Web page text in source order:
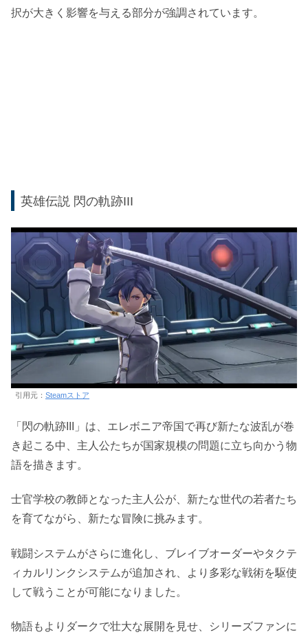
択が大きく影響を与える部分が強調されています。
英雄伝説 閃の軌跡III
引用元： Steamストア
「閃の軌跡III」は、エレボニア帝国で再び新たな波乱が巻
き起こる中、主人公たちが国家規模の問題に立ち向かう物
語を描きます。
士官学校の教師となった主人公が、新たな世代の若者たち
を育てながら、新たな冒険に挑みます。
戦闘システムがさらに進化し、ブレイブオーダーやタクテ
ィカルリンクシステムが追加され、より多彩な戦術を駆使
して戦うことが可能になりました。
物語もよりダークで壮大な展開を見せ、シリーズファンに